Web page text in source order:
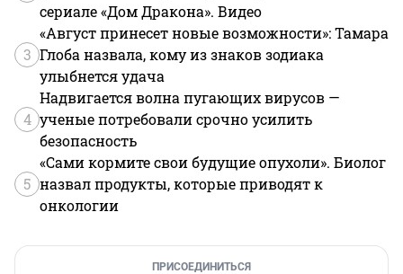
сериале «Дом Дракона». Видео
3
«Август принесет новые возможности»: Тамара
Глоба назвала, кому из знаков зодиака
улыбнется удача
4
Надвигается волна пугающих вирусов —
ученые потребовали срочно усилить
безопасность
5
«Сами кормите свои будущие опухоли». Биолог
назвал продукты, которые приводят к
онкологии
ПРИСОЕДИНИТЬСЯ